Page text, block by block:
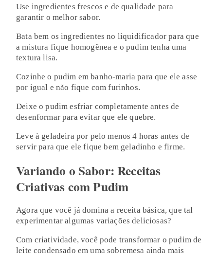
Use ingredientes frescos e de qualidade para
garantir o melhor sabor.
Bata bem os ingredientes no liquidificador para que
a mistura fique homogênea e o pudim tenha uma
textura lisa.
Cozinhe o pudim em banho-maria para que ele asse
por igual e não fique com furinhos.
Deixe o pudim esfriar completamente antes de
desenformar para evitar que ele quebre.
Leve à geladeira por pelo menos 4 horas antes de
servir para que ele fique bem geladinho e firme.
Variando o Sabor: Receitas
Criativas com Pudim
Agora que você já domina a receita básica, que tal
experimentar algumas variações deliciosas?
Com criatividade, você pode transformar o pudim de
leite condensado em uma sobremesa ainda mais